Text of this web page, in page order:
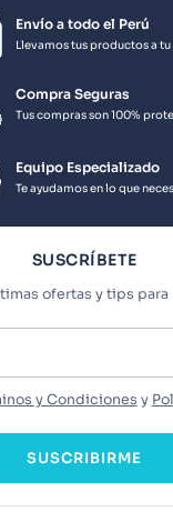
Envío a todo el Perú
Llevamos tus productos a tu
Compra Seguras
Tus compras son 100%
Equipo Especializado
Te ayudamos en lo que
SUSCRÍBETE
ofertas y tips
y Condiciones y
SUSCRIBIRME